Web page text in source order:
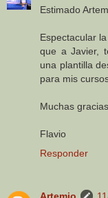
Estimado
Espectacular
que a Javier,
una plantilla
para mis
Muchas gracias
Flavio
Responder
Artemio